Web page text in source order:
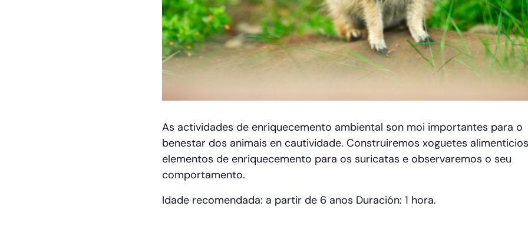
As actividades de enriquecemento ambiental son moi importantes para o
benestar dos animais en cautividade. Construiremos xoguetes
elementos de enriquecemento para os suricatas e observaremos o seu
comportamento.
Idade recomendada: a partir de 6 anos Duración: 1 hora.